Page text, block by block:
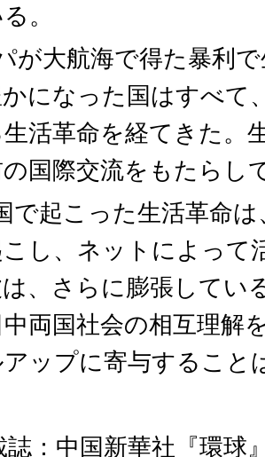
。
が大航海で得た暴利
になった国はすべて
活革命を経てきた。
国際交流をもたらし
で起こった生活革命
し、ネットによって
、さらに膨張してい
両国社会の相互理解
ップに寄与すること
誌：中国新華社『環球